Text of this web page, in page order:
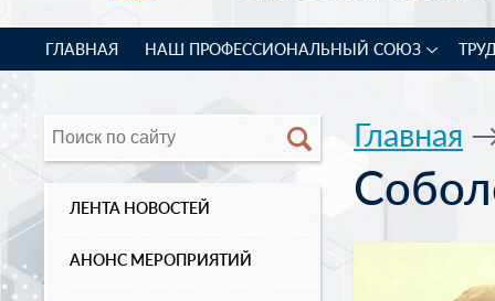
ГЛАВНАЯ НАШ ПРОФЕССИОНАЛЬНЫЙ СОЮЗ
ЛЕНТА НОВОСТЕЙ
АНОНС МЕРОПРИЯТИЙ
Главная